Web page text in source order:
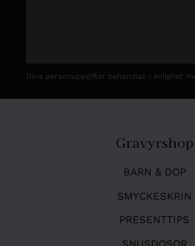
Dina personuppgifter behandlas i enlighet
Gravyrshop
BARN & DOP
SMYCKESKRIN
PRESENTTIPS